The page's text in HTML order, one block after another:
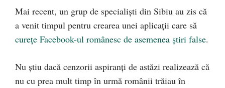
Mai recent, un grup de specialiști din Sibiu au zis că
a venit timpul pentru crearea unei aplicații care să
curețe Facebook-ul românesc de asemenea știri false.
Nu știu dacă cenzorii aspiranți de astăzi realizează că
nu cu prea mult timp în urmă românii trăiau în